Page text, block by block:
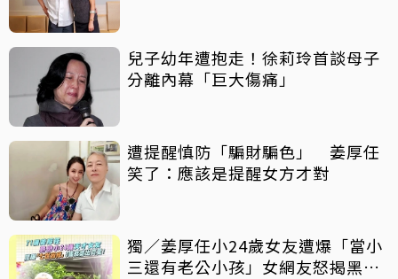
兒子幼年遭抱走！徐莉玲首談母子
分離內幕「巨大傷痛」
遭提醒慎防「騙財騙色」 姜厚任
笑了：應該是提醒女方才對
獨／姜厚任小24歲女友遭爆「當小
三還有老公小孩」女網友怒揭黑歷